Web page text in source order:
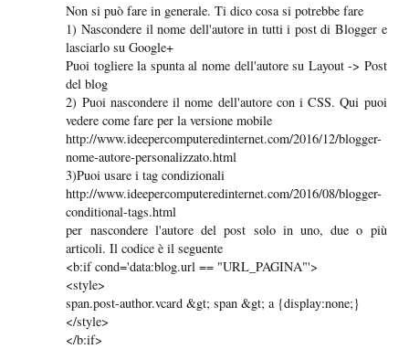
Non si può fare in generale. Ti dico cosa si potrebbe fare
1) Nascondere il nome dell'autore in tutti i post di Blogger e
lasciarlo su Google+
Puoi togliere la spunta al nome dell'autore su Layout -> Post
del blog
2) Puoi nascondere il nome dell'autore con i CSS. Qui puoi
vedere come fare per la versione mobile
http://www.ideepercomputeredinternet.com/2016/12/blogger-
nome-autore-personalizzato.html
3)Puoi usare i tag condizionali
http://www.ideepercomputeredinternet.com/2016/08/blogger-
conditional-tags.html
per nascondere l'autore del post solo in uno, due o più
articoli. Il codice è il seguente
<b:if cond='data:blog.url == "URL_PAGINA"'>
<style>
span.post-author.vcard &gt; span &gt; a {display:none;}
</style>
</b:if>